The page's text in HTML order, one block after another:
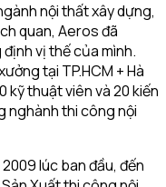
nội thất xây dựng,
quan, Aeros đã
vị thế của mình.
tại TP.HCM + Hà
kỹ thuật viên và 20 kiến
nghành thi công nội
lúc ban đầu, đến